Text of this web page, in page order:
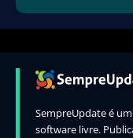
SempreUpdate é
software livre.